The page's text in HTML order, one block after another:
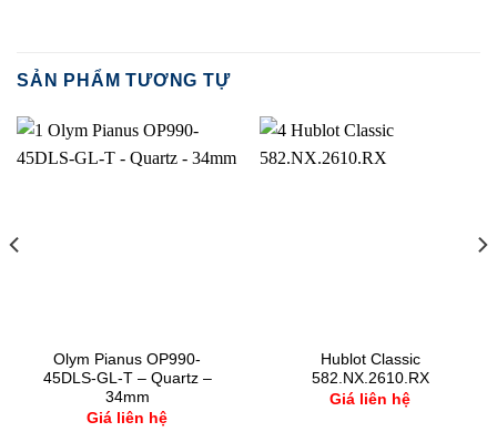
SẢN PHẨM TƯƠNG TỰ
Olym Pianus OP990-
45DLS-GL-T – Quartz –
34mm
Giá liên hệ
Hublot Classic
582.NX.2610.RX
Giá liên hệ